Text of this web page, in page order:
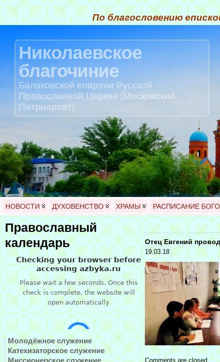
По благословению
Николаевское
благочиние
Балаковской епархии Русской
Православной Церкви (Московский
Патриархат)
НОВОСТИ ДУХОВЕНСТВО ХРАМЫ РАСПИСАНИЕ
Православный
календарь
Молодёжное служение
Катехизаторское служение
Миссионерское служение
Отец Евгений
19.03.18
Comments are closed.